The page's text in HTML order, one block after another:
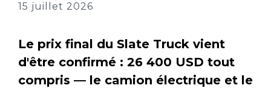
15 juillet 2026
Le prix final du Slate Truck vient
d'être confirmé : 26 400 USD tout
compris — le camion électrique et le